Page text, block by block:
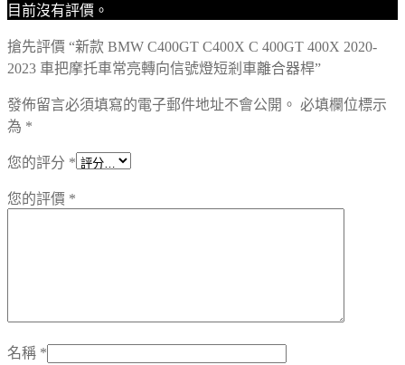
目前沒有評價。
搶先評價 “新款 BMW C400GT C400X C 400GT 400X 2020-
2023 車把摩托車常亮轉向信號燈短剎車離合器桿”
發佈留言必須填寫的電子郵件地址不會公開。 必填欄位標示
為 *
您的評分 *
您的評價 *
名稱 *